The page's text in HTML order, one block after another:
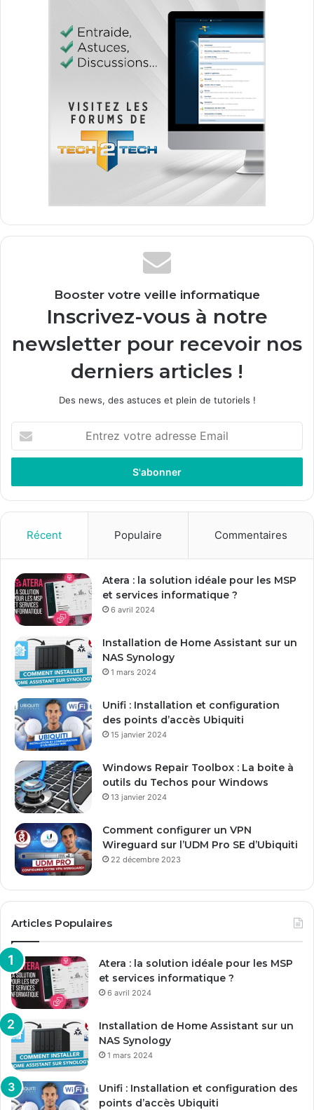
Booster votre veille informatique
Inscrivez-vous à notre
newsletter pour recevoir nos
derniers articles !
Des news, des astuces et plein de tutoriels !
t
e
z
r
e
a
d
s
e
m
a
Récent Populaire Commentaires
Atera : la solution idéale pour les MSP
et services informatique ?
6 avril 2024
Installation de Home Assistant sur un
NAS Synology
1 mars 2024
Unifi : Installation et configuration
des points d’accès Ubiquiti
15 janvier 2024
Windows Repair Toolbox : La boite à
outils du Techos pour Windows
13 janvier 2024
Comment configurer un VPN
Wireguard sur l’UDM Pro SE d’Ubiquiti
22 décembre 2023
Articles Populaires
Atera : la solution idéale pour les MSP
et services informatique ?
6 avril 2024
Installation de Home Assistant sur un
NAS Synology
1 mars 2024
Unifi : Installation et configuration des
points d’accès Ubiquiti